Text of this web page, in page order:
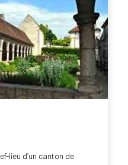
lieu d’un canton de